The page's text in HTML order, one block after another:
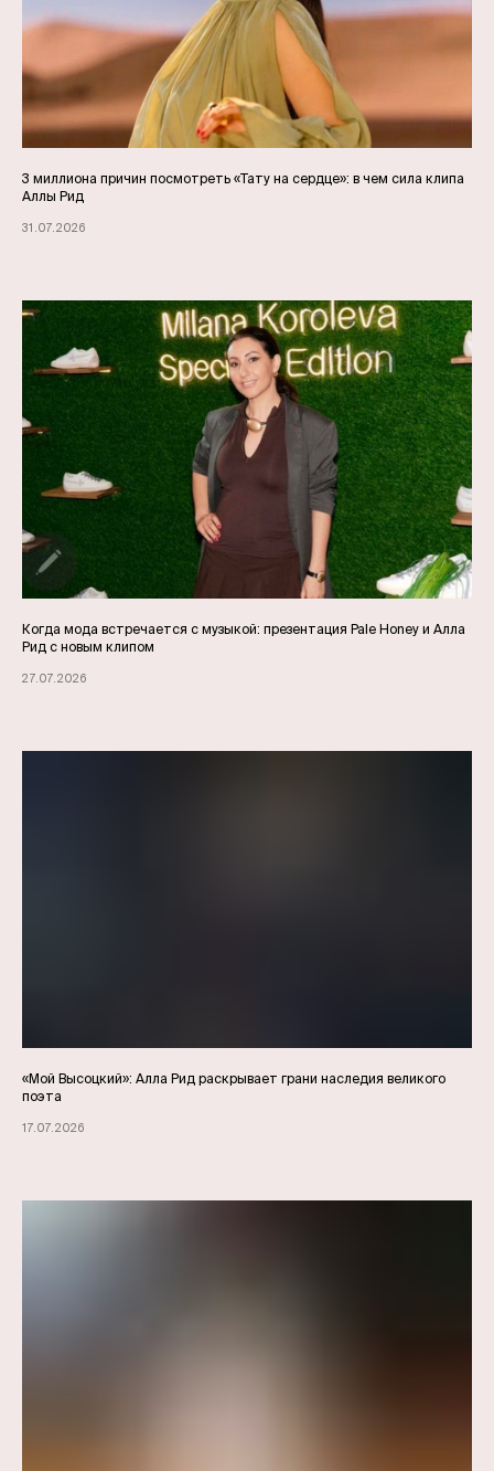
3 миллиона причин посмотреть «Тату на сердце»: в чем сила клипа
Аллы Рид
31.07.2026
Когда мода встречается с музыкой: презентация Pale Honey и Алла
Рид с новым клипом
27.07.2026
«Мой Высоцкий»: Алла Рид раскрывает грани наследия великого
поэта
17.07.2026